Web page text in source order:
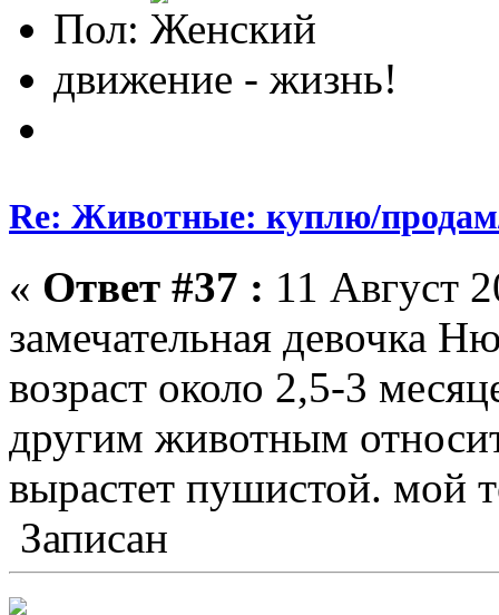
Пол:
движение - жизнь!
Re: Животные: куплю/
« Ответ #37 : 11 Август
замечательная девочка
возраст около 2,5-3
другим животным
вырастет пушистой. мой
Записан